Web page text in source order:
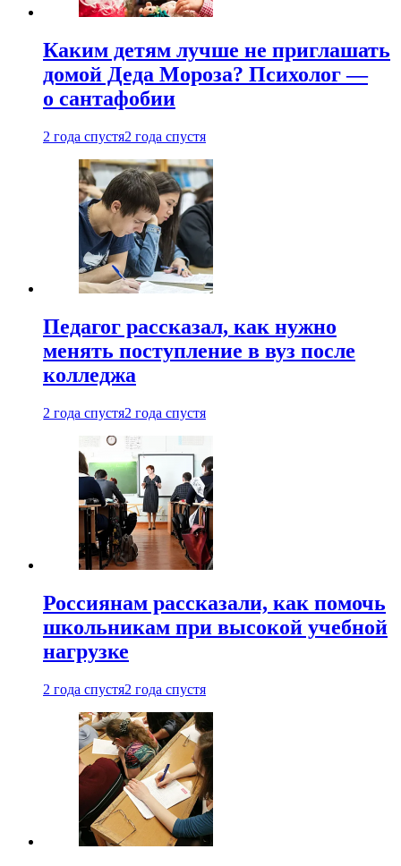
Каким детям лучше не приглашать
домой Деда Мороза? Психолог —
о сантафобии
2 года спустя2 года спустя
Педагог рассказал, как нужно
менять поступление в вуз после
колледжа
2 года спустя2 года спустя
Россиянам рассказали, как помочь
школьникам при высокой учебной
нагрузке
2 года спустя2 года спустя